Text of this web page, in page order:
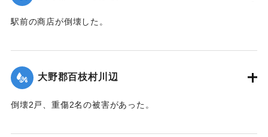
駅前の商店が倒壊した。
｜固有コード:00474068
大野郡百枝村川辺
倒壊2戸、重傷2名の被害があった。